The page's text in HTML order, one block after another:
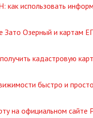
как использовать
Озерный и картам
кадастровую
быстро и
на официальном